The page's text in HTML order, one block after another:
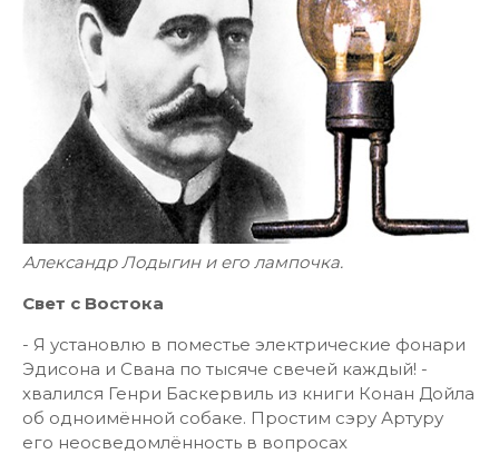
Александр Лодыгин и его лампочка.
Свет с Востока
- Я установлю в поместье электрические фонари
Эдисона и Свана по тысяче свечей каждый! -
хвалился Генри Баскервиль из книги Конан Дойла
об одноимённой собаке. Простим сэру Артуру
его неосведомлённость в вопросах